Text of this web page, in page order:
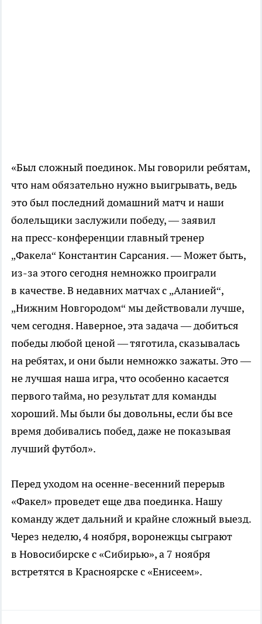
«Был сложный поединок. Мы говорили ребятам,
что нам обязательно нужно выигрывать, ведь
это был последний домашний матч и наши
болельщики заслужили победу, — заявил
напресс-конференцииглавный тренер
„Факела“ Константин Сарсания. — Может быть,
из-за этого сегодня немножко проиграли
в качестве. В недавних матчах с „Аланией“,
„Нижним Новгородом“ мы действовали лучше,
чем сегодня. Наверное, эта задача — добиться
победы любой ценой — тяготила, сказывалась
на ребятах, и они были немножко зажаты. Это —
не лучшая наша игра, что особенно касается
первого тайма, но результат для команды
хороший. Мы были бы довольны, если бы все
время добивались побед, даже не показывая
лучший футбол».
Перед уходом наосенне-весеннийперерыв
«Факел» проведет еще два поединка. Нашу
команду ждет дальний и крайне сложный выезд.
Через неделю, 4 ноября, воронежцы сыграют
в Новосибирске с «Сибирью», а 7 ноября
встретятся в Красноярске с «Енисеем».